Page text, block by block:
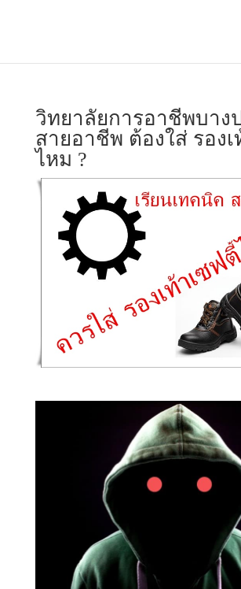
วิทยาลัยการอาชีพบาง
สายอาชีพ ต้องใส่ รอง
ไหม ?